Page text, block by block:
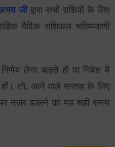
जीद्वारा सभी राशियों के लिए
वैदिक राशिफल भविष्यवाणी
लेना चाहते हों या निवेश में
तो, आने वाले सप्ताह के लिए
पर नज़र डालने का यह सही समय